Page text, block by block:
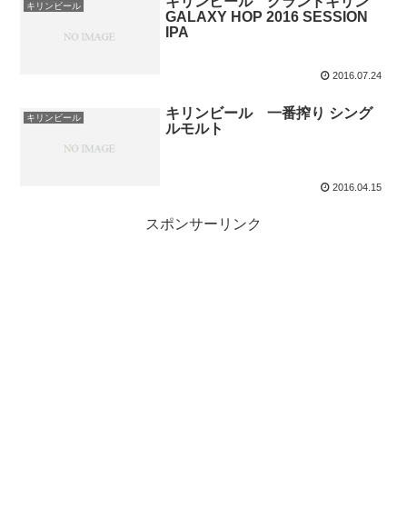
キリンビール
GALAXY HOP 2016 SESSION
IPA
2016.07.24
キリンビール
キリンビール 一番搾り シング
ルモルト
2016.04.15
スポンサーリンク